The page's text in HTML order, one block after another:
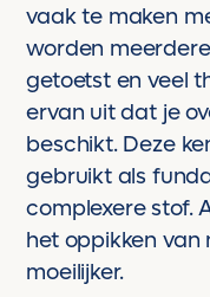
vaak te maken
worden
getoetst en veel
ervan uit dat je
beschikt. Deze
gebruikt als
complexere stof.
het oppikken van
moeilijker.